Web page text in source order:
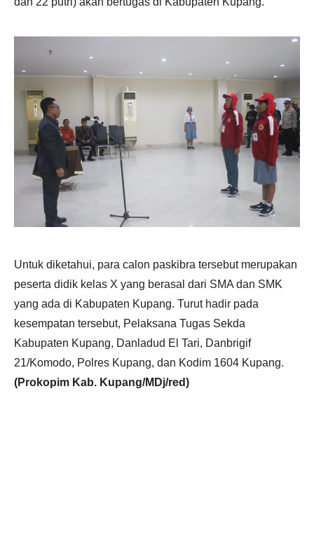
Untuk diketahui, para calon paskibra tersebut merupakan
peserta didik kelas X yang berasal dari SMA dan SMK
yang ada di Kabupaten Kupang. Turut hadir pada
kesempatan tersebut, Pelaksana Tugas Sekda
Kabupaten Kupang, Danladud El Tari, Danbrigif
21/Komodo, Polres Kupang, dan Kodim 1604 Kupang.
(Prokopim Kab. Kupang/MDj/red)